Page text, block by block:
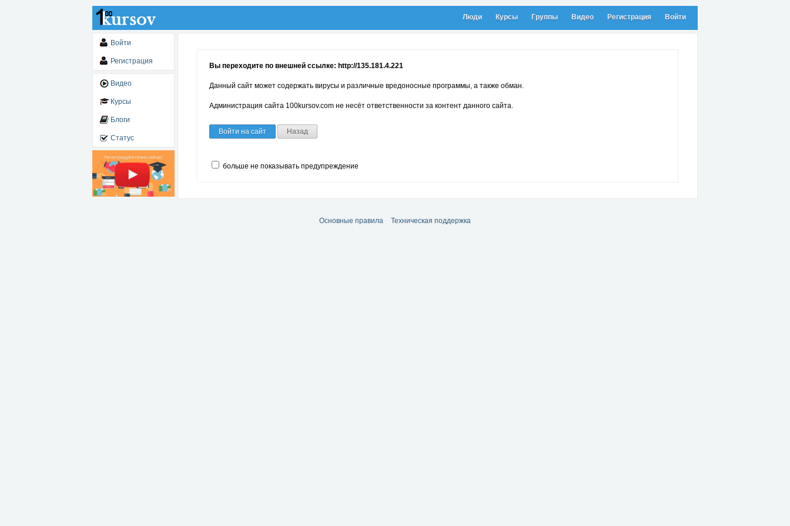
Люди Курсы Группы Видео Регистрация Войти
Войти
Регистрация
Видео
Курсы
Блоги
Статус
Вы переходите по внешней ссылке: http://135.181.4.221
Данный сайт может содержать вирусы и различные вредоносные программы, а также обман.
Администрация сайта 100kursov.com не несёт ответственности за контент данного сайта.
Войти на сайт Назад
больше не показывать предупреждение
Основные правила Техническая поддержка